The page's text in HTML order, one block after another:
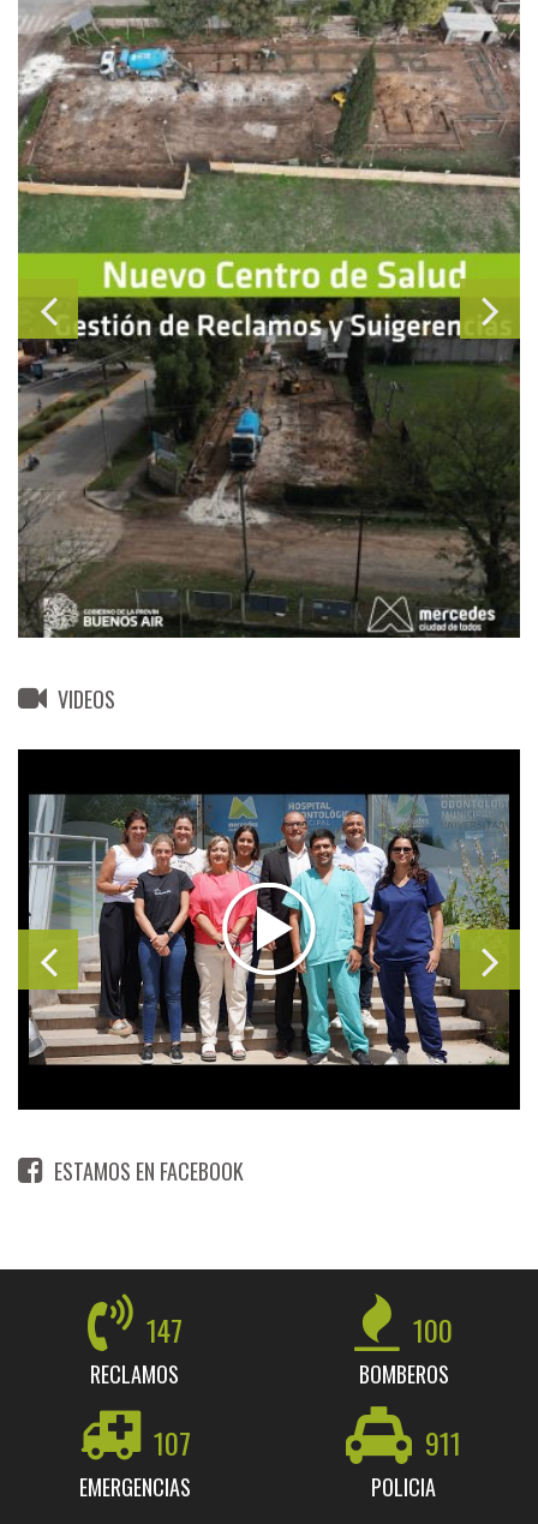
VIDEOS
ESTAMOS EN FACEBOOK
147
RECLAMOS
100
BOMBEROS
107
EMERGENCIAS
911
POLICIA